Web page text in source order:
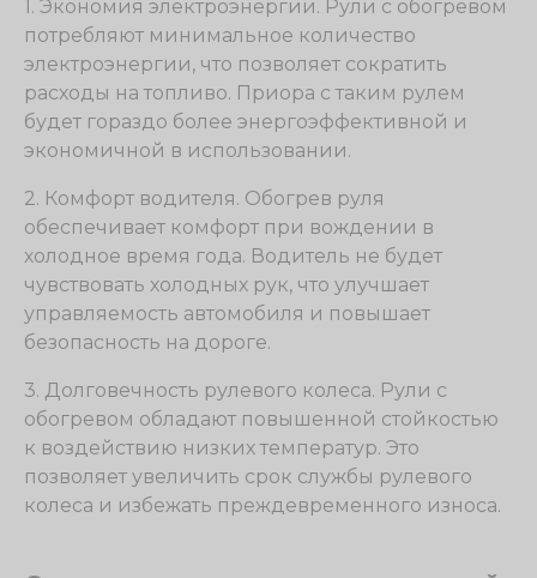
1. Экономия электроэнергии. Рули с обогревом
потребляют минимальное количество
электроэнергии, что позволяет сократить
расходы на топливо. Приора с таким рулем
будет гораздо более энергоэффективной и
экономичной в использовании.
2. Комфорт водителя. Обогрев руля
обеспечивает комфорт при вождении в
холодное время года. Водитель не будет
чувствовать холодных рук, что улучшает
управляемость автомобиля и повышает
безопасность на дороге.
3. Долговечность рулевого колеса. Рули с
обогревом обладают повышенной стойкостью
к воздействию низких температур. Это
позволяет увеличить срок службы рулевого
колеса и избежать преждевременного износа.